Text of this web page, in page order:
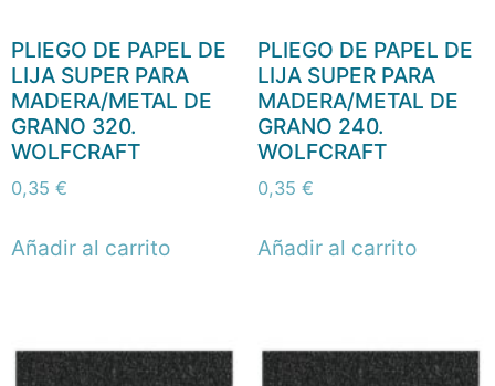
PLIEGO DE PAPEL DE
LIJA SUPER PARA
MADERA/METAL DE
GRANO 320.
WOLFCRAFT
0,35 €
Añadir al carrito
PLIEGO DE PAPEL DE
LIJA SUPER PARA
MADERA/METAL DE
GRANO 240.
WOLFCRAFT
0,35 €
Añadir al carrito